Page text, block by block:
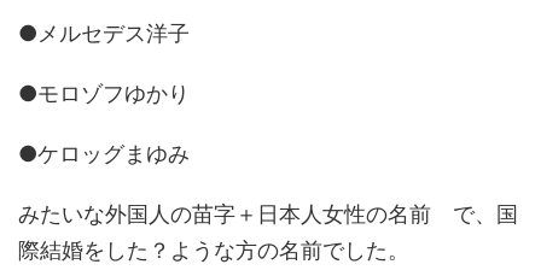
●メルセデス洋子
●モロゾフゆかり
●ケロッグまゆみ
みたいな外国人の苗字＋日本人女性の名前 で、国
際結婚をした？ような方の名前でした。